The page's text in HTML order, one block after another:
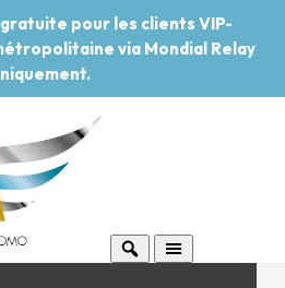
pour les clients VIP-
via Mondial Relay